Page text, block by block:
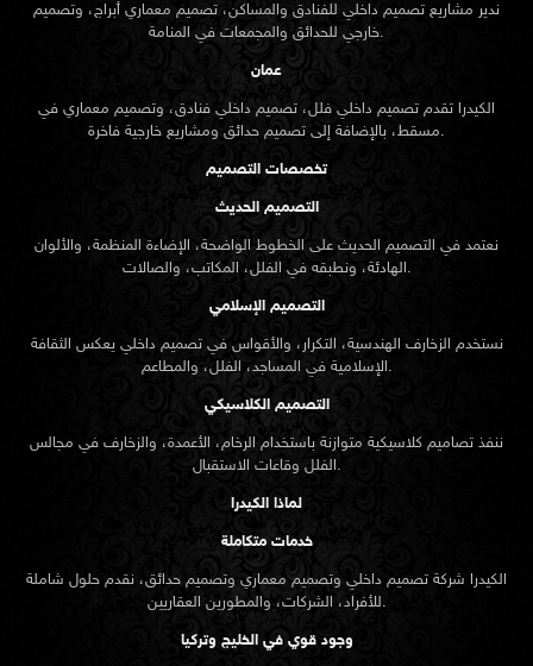
ندير مشاريع تصميم داخلي للفنادق والمساكن، تصميم معماري أبراج، وتصميم
خارجي للحدائق والمجمعات في المنامة.
عمان
الكيدرا تقدم تصميم داخلي فلل، تصميم داخلي فنادق، وتصميم معماري في
مسقط، بالإضافة إلى تصميم حدائق ومشاريع خارجية فاخرة.
تخصصات التصميم
التصميم الحديث
نعتمد في التصميم الحديث على الخطوط الواضحة، الإضاءة المنظمة، والألوان
الهادئة، ونطبقه في الفلل، المكاتب، والصالات.
التصميم الإسلامي
نستخدم الزخارف الهندسية، التكرار، والأقواس في تصميم داخلي يعكس الثقافة
الإسلامية في المساجد، الفلل، والمطاعم.
التصميم الكلاسيكي
ننفذ تصاميم كلاسيكية متوازنة باستخدام الرخام، الأعمدة، والزخارف في مجالس
الفلل وقاعات الاستقبال.
لماذا الكيدرا
خدمات متكاملة
الكيدرا شركة تصميم داخلي وتصميم معماري وتصميم حدائق، نقدم حلول شاملة
للأفراد، الشركات، والمطورين العقاريين.
وجود قوي في الخليج وتركيا